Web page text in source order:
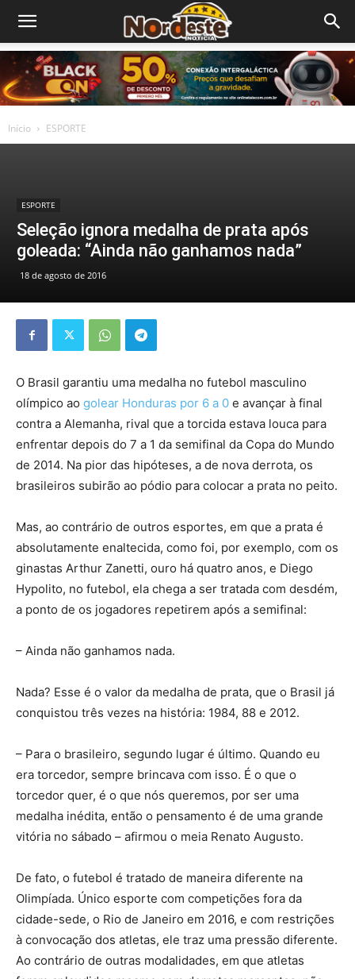
Início ESPORTE
ESPORTE
Seleção ignora medalha de prata após
goleada: “Ainda não ganhamos nada”
18 de agosto de 2016
O Brasil garantiu uma medalha no futebol masculino
olímpico ao golear Honduras por 6 a 0 e avançar à final
contra a Alemanha, rival que a torcida estava louca para
enfrentar depois do 7 a 1 da semifinal da Copa do Mundo
de 2014. Na pior das hipóteses, a de nova derrota, os
brasileiros subirão ao pódio para colocar a prata no peito.
Mas, ao contrário de outros esportes, em que a prata é
absolutamente enaltecida, como foi, por exemplo, com os
ginastas Arthur Zanetti, ouro há quatro anos, e Diego
Hypolito, no futebol, ela chega a ser tratada com desdém,
a ponto de os jogadores repetirem após a semifinal:
– Ainda não ganhamos nada.
Nada? Esse é o valor da medalha de prata, que o Brasil já
conquistou três vezes na história: 1984, 88 e 2012.
– Para o brasileiro, segundo lugar é último. Quando eu
era torcedor, sempre brincava com isso. É o que o
torcedor quer, é o que nós queremos, por ser uma
medalha inédita, então o pensamento é de uma grande
vitória no sábado – afirmou o meia Renato Augusto.
De fato, o futebol é tratado de maneira diferente na
Olimpíada. Único esporte com competições fora da
cidade-sede, o Rio de Janeiro em 2016, e com restrições
à convocação dos atletas, ele traz uma pressão diferente.
Ao contrário de outras modalidades, em que atletas